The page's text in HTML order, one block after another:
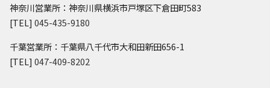
神奈川営業所：神奈川県横浜市戸塚区下倉田町583
[TEL] 045-435-9180
千葉営業所：千葉県八千代市大和田新田656-1
[TEL] 047-409-8202